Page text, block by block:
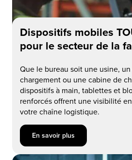
Dispositifs mobiles
pour le secteur de la
Que le bureau soit une usine,
chargement ou une cabine de
dispositifs à main, tablettes et
renforcés offrent une visibilité
votre chaîne logistique.
En savoir plus about Dispositifs
En savoir plus